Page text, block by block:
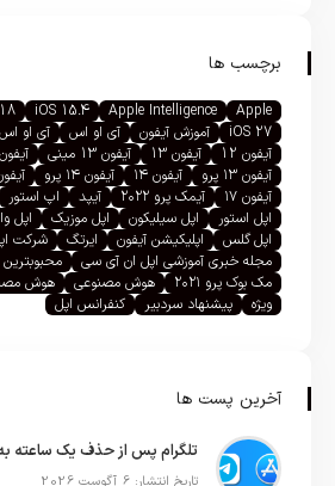
برچسب ها
Apple
Apple Intelligence
iOS 15.4
iOS 27
آموزش آیفون آی او اس آی او اس ۱۵
آیفون 12
آیفون 13 آیفون 13 مینی
آیفون 13 پرو مکس
آیفون ۱۳ پرو
آیفون ۱۴ آیفون ۱۴ پرو آیفون
آیفون ۱۷
آیمک پرو ۲۰۲۲ آیپد اپ استور
اپل استور
اپل سیلیکون اپل موزیک اپل
اپل گلس
اپلیکیشن آیفون ایرتگ شرکت
مجله خبری آموزشی اپل ان آی سی
محبوبترین
مک بوک پرو ۲۰۲۱
هوش مصنوعی هوش
ویژه
پیشنهاد سردبیر کنفرانس اپل
آخرین پست ها
تلگرام پس از حذف یک ساعته